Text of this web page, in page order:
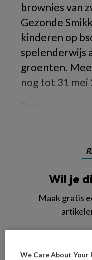
brownies van
Gezonde
kinderen op
spelenderwijs
groenten.
nog tot 31 mei
Wil je
Maak gratis
We Care About Your